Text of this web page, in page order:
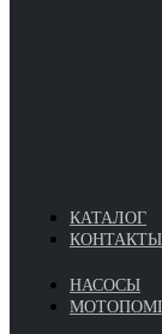
КАТАЛОГ
КОНТАКТЫ
НАСОСЫ